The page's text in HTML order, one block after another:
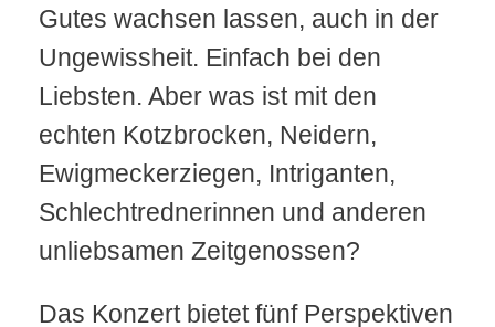
Gutes wachsen lassen, auch in der
Ungewissheit. Einfach bei den
Liebsten. Aber was ist mit den
echten Kotzbrocken, Neidern,
Ewigmeckerziegen, Intriganten,
Schlechtrednerinnen und anderen
unliebsamen Zeitgenossen?
Das Konzert bietet fünf Perspektiven